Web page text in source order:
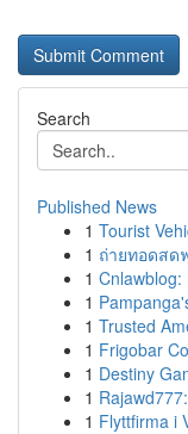
Search
Published News
1 Tourist
1 ถ่ายทอดส
1
1
1 Trusted
1 Frigobar
1 Destiny
1
1 Flyttfirma i